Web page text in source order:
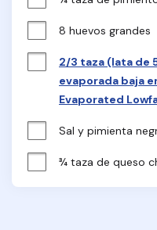
8 huevos grandes
2/3 taza (lata de
evaporada baja
Evaporated
Sal y pimienta
¾ taza de queso